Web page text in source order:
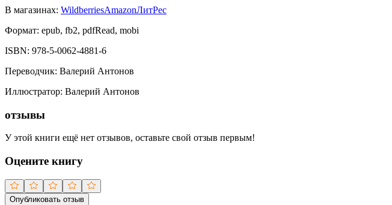
В магазинах: WildberriesAmazonЛитРес
Формат: epub, fb2, pdfRead, mobi
ISBN: 978-5-0062-4881-6
Переводчик: Валерий Антонов
Иллюстратор: Валерий Антонов
отзывы
У этой книги ещё нет отзывов, оставьте свой отзыв первым!
Оцените книгу
Опубликовать отзыв